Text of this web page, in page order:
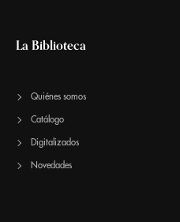
La Biblioteca
Quiénes somos
Catálogo
Digitalizados
Novedades